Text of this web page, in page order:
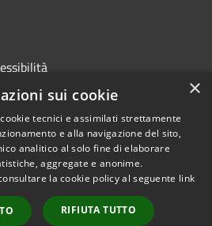
Copyright © 2026 • Città di
Montecchio Maggiore •
Powered byMunicipium •
Accesso redazione
×
sui cookie
tecnici e assimilati strettamente
e alla navigazione del sito,
analitico al solo fine di elaborare
aggregate e anonime.
la cookie policy al seguente link
RIFIUTA TUTTO